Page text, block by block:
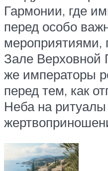
Гармонии, где
перед особо
Зале Верховной
же императоры
перед тем, как
Неба на ритуалы